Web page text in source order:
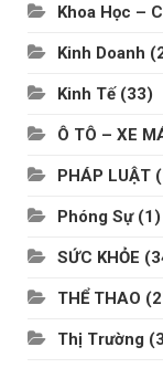
Khoa Học –
Kinh Doanh
Kinh Tế(33)
Ô TÔ – XE
PHÁP LUẬT
Phóng Sự(1)
SỨC KHỎE
THỂ THAO
Thị Trường